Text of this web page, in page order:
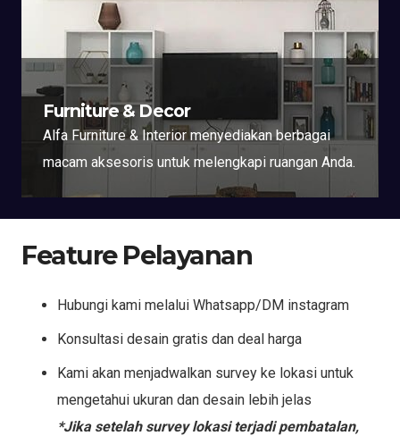
Furniture & Decor
Alfa Furniture & Interior menyediakan berbagai
macam aksesoris untuk melengkapi ruangan Anda.
Feature Pelayanan
Hubungi kami melalui Whatsapp/DM instagram
Konsultasi desain gratis dan deal harga
Kami akan menjadwalkan survey ke lokasi untuk
mengetahui ukuran dan desain lebih jelas
*Jika setelah survey lokasi terjadi pembatalan,